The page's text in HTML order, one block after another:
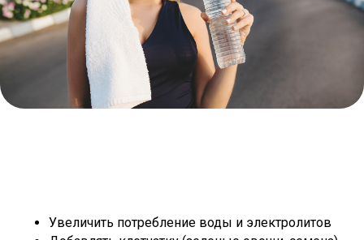
Увеличить потребление воды и электролитов